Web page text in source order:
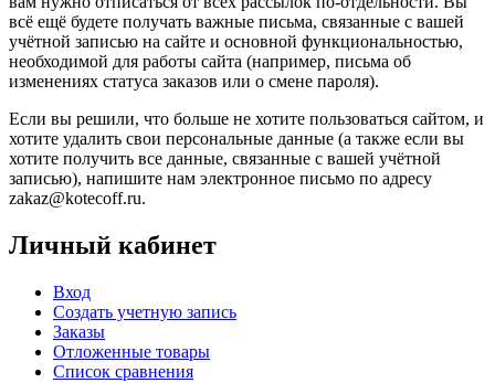
всё ещё будете получать важные письма, связанные с вашей
учётной записью на сайте и основной функциональностью,
необходимой для работы сайта (например, письма об
изменениях статуса заказов или о смене пароля).
Если вы решили, что больше не хотите пользоваться сайтом, и
хотите удалить свои персональные данные (а также если вы
хотите получить все данные, связанные с вашей учётной
записью), напишите нам электронное письмо по адресу
zakaz@kotecoff.ru.
Личный кабинет
Вход
Создать учетную запись
Заказы
Отложенные товары
Список сравнения